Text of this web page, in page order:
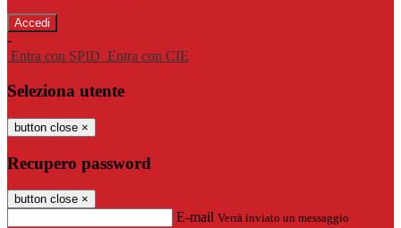
-
Entra con SPID Entra con CIE
Seleziona utente
button close ×
Recupero password
button close ×
E-mail Verrà inviato un messaggio